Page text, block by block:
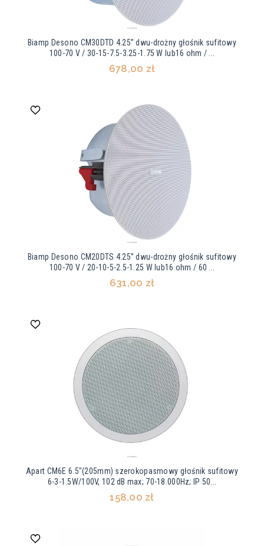
Biamp Desono CM30DTD 4.25” dwu-drożny głośnik sufitowy
100-70 V / 30-15-7.5-3.25-1.75 W lub16 ohm / ...
678,00 zł
Biamp Desono CM20DTS 4.25” dwu-drożny głośnik sufitowy
100-70 V / 20-10-5-2.5-1.25 W lub16 ohm / 60 ...
631,00 zł
Apart CM6E 6.5"(205mm) szerokopasmowy głośnik sufitowy
6-3-1.5W/100V, 102 dB max; 70-18.000Hz; IP 50...
158,00 zł